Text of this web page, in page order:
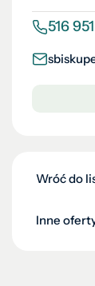
516
Wróć do
Inne